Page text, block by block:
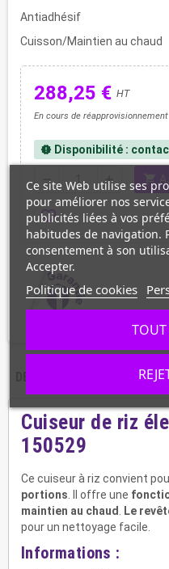
Antiadhésif
Cuisson/Maintien au chaud
288,25 € HT
En cours de réapprovisionnement
new_releases Disponibilité :
remove add shopping_cart
favorite_border
Cuiseur de riz
150529
Ce cuiseur à riz convient
portions . Il offre une
maintien au chaud
Le
pour un nettoyage facile.
Informations :
Ce site Web utilise ses
pour améliorer nos
publicités liées à vos
habitudes de navigation.
consentement à son
Accepter.
Politique de cookies
TOUT